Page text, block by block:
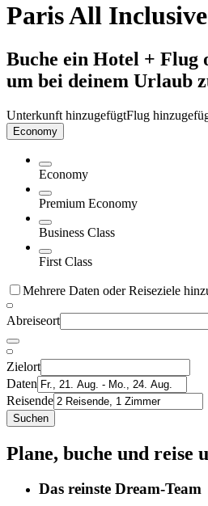
Paris All Inclusive
Buche ein Hotel + Flug
um bei deinem Urlaub
Unterkunft hinzugefügtFlug
Economy
Economy
Premium Economy
Business Class
First Class
Mehrere Daten oder Reiseziele
Abreiseort
Zielort
Daten
Reisende
Suchen
Plane, buche und reise
Das reinste Dream-Team